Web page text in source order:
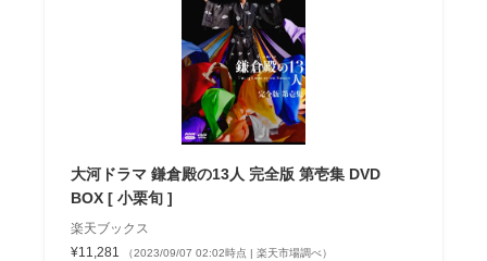
大河ドラマ 鎌倉殿の13人 完全版 第壱集 DVD
BOX [ 小栗旬 ]
楽天ブックス
¥11,281
（2023/09/07 02:02時点 | 楽天市場調べ）